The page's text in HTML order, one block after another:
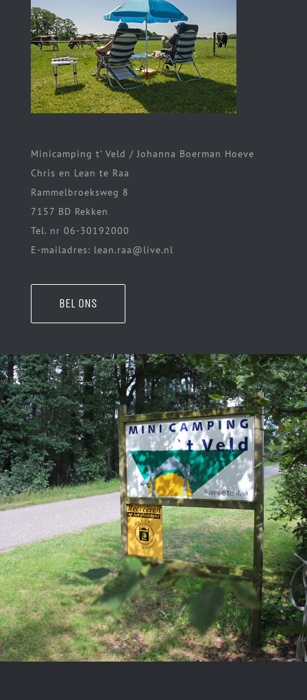
Minicamping t’ Veld / Johanna Boerman Hoeve
Chris en Lean te Raa
Rammelbroeksweg 8
7157 BD Rekken
Tel. nr 06-30192000
E-mailadres: lean.raa@live.nl
BEL ONS